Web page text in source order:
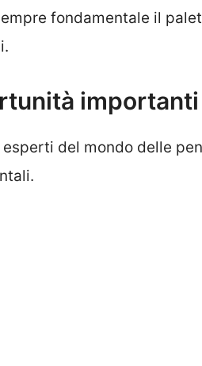
fondamentale il
importanti
del mondo delle